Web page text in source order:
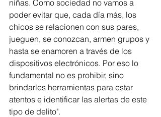
niñas. Como sociedad no vamos a
poder evitar que, cada día más, los
chicos se relacionen con sus pares,
jueguen, se conozcan, armen grupos y
hasta se enamoren a través de los
dispositivos electrónicos. Por eso lo
fundamental no es prohibir, sino
brindarles herramientas para estar
atentos e identificar las alertas de este
tipo de delito".